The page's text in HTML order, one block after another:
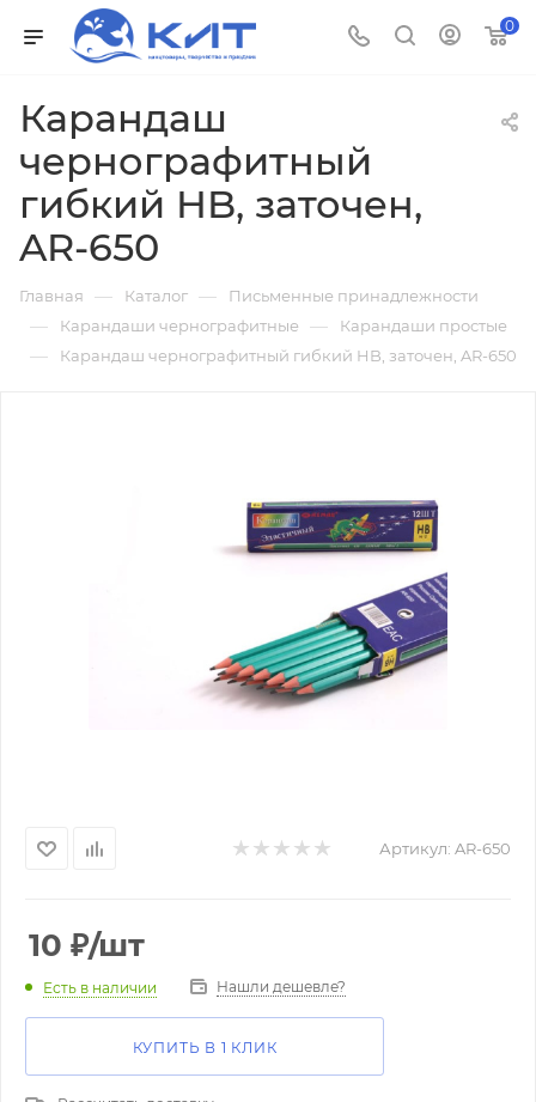
0
Карандаш
чернографитный
гибкий HB, заточен,
AR-650
Главная — Каталог — Письменные принадлежности
— Карандаши чернографитные — Карандаши простые
— Карандаш чернографитный гибкий HB, заточен, AR-650
Артикул: AR-650
10 ₽/шт
Есть в наличии Нашли дешевле?
КУПИТЬ В 1 КЛИК